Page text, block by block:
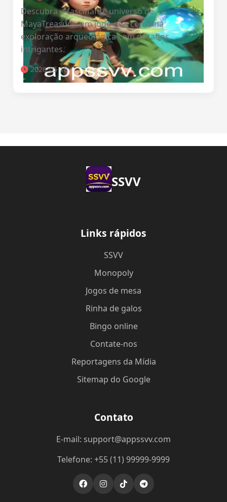
Descubra o fascinante universo de
MayaTreasure, um jogo que combina
exploração arqueológica com desafios
intrigantes.
2026-05-18
SSVV
Links rápidos
SSVV
Monopoly
Jogos de mesa
Rinha de galos
Bingo online
Contate-nos
Reportagens da Mídia
Sitemap do Google
Contato
E-mail: support@appssvv.com
Telefone: +55 (11) 99999-9999